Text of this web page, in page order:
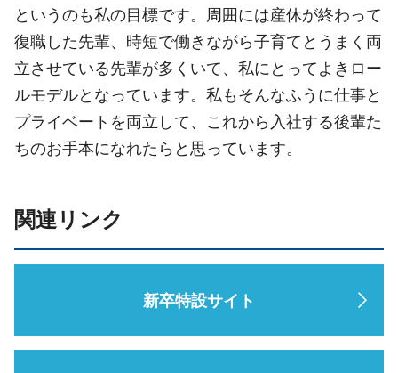
というのも私の目標です。周囲には産休が終わって
復職した先輩、時短で働きながら子育てとうまく両
立させている先輩が多くいて、私にとってよきロー
ルモデルとなっています。私もそんなふうに仕事と
プライベートを両立して、これから入社する後輩た
ちのお手本になれたらと思っています。
関連リンク
新卒特設サイト